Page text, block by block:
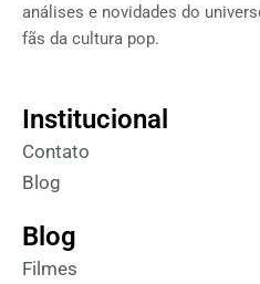
análises e novidades do
fãs da cultura pop.
Institucional
Contato
Blog
Blog
Filmes